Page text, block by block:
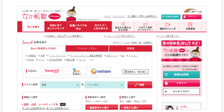
良いところ
求人が毎時更新されます！（他社求人サイトは週
希望職種の平均時給が瞬時にわかります。アルバ
求人数が多すぎて、逆に絞り込みに悩んだり、迷
雇用形態にもよりますが、給与額に幅があります。